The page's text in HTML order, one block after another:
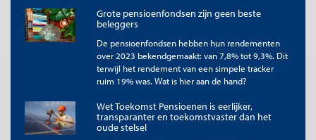
Dit inzicht relativeert de centrale plaats in de pensioendiscussie
en de pensioenherziening van de (individuele) pensioenpot als
een gegeven. Dat is het namelijk niet; althans leveren van een
bijdrage aan het verbeteren van het verdienvermogen van
Nederland biedt de beste garantie op een gezonde
Te citeren als
Cees de Geest, “Laat gepensioneerden AOW-premie betalen over hun
aanvullend pensioen”,Me Judice, 7 maart 2025.
Grote pensioenfondsen zijn geen beste
beleggers
De pensioenfondsen hebben hun rendementen
over 2023 bekendgemaakt: van 7,8% tot 9,3%. Dit
terwijl het rendement van een simpele tracker
ruim 19% was. Wat is hier aan de hand?
Wet Toekomst Pensioenen is eerlijker,
transparanter en toekomstvaster dan het
oude stelsel